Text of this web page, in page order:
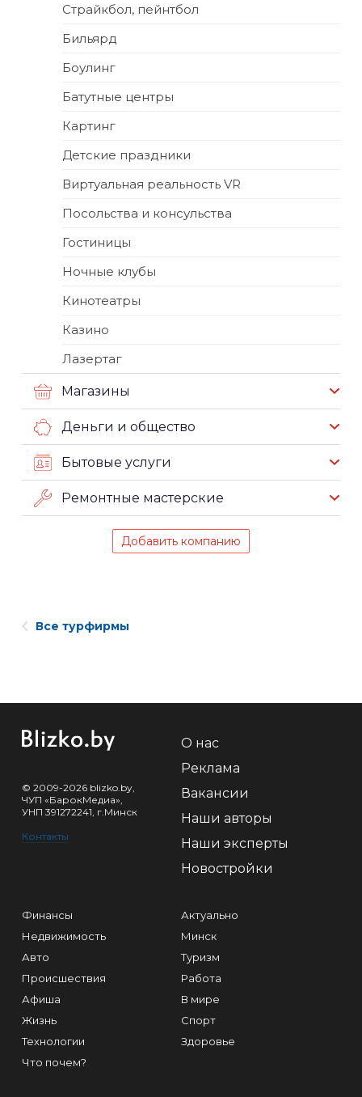
Страйкбол, пейнтбол
Бильярд
Боулинг
Батутные центры
Картинг
Детские праздники
Виртуальная реальность VR
Посольства и консульства
Гостиницы
Ночные клубы
Кинотеатры
Казино
Лазертаг
Магазины
Деньги и общество
Бытовые услуги
Ремонтные мастерские
Добавить компанию
Все турфирмы
© 2009-2026 blizko.by,
ЧУП «БарокМедиа»,
УНП 391272241, г.Минск
Контакты
О нас
Реклама
Вакансии
Наши авторы
Наши эксперты
Новостройки
Финансы
Недвижимость
Авто
Происшествия
Афиша
Жизнь
Технологии
Что почем?
Актуально
Минск
Туризм
Работа
В мире
Спорт
Здоровье